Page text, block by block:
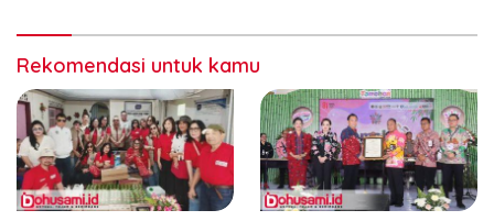
Rekomendasi untuk kamu